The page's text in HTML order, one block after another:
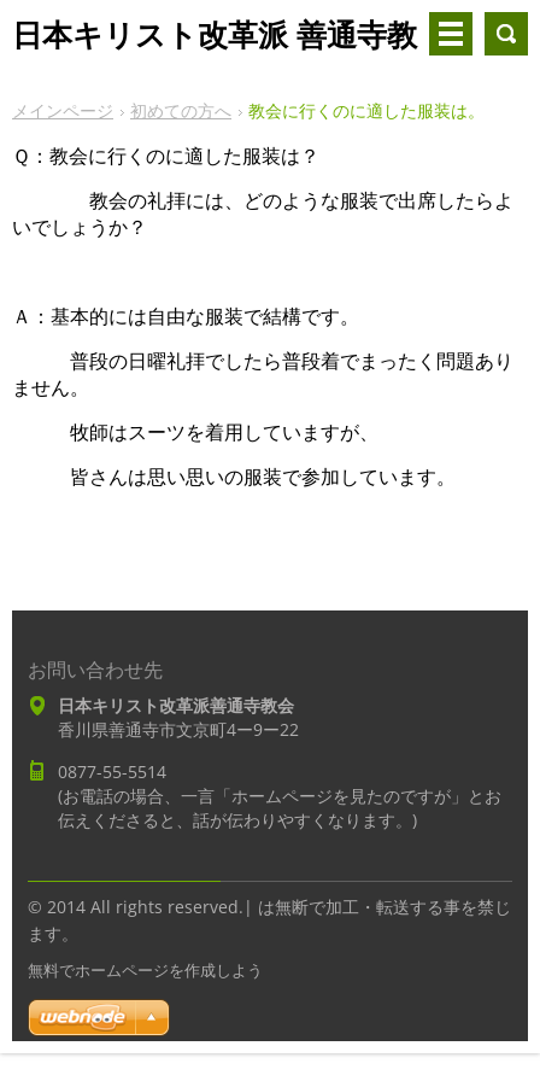
日本キリスト改革派 善通寺教
メインページ 初めての方へ 教会に行くのに適した服装は。
Ｑ：教会に行くのに適した服装は？
教会の礼拝には、どのような服装で出席したらよ
いでしょうか？
Ａ：基本的には自由な服装で結構です。
普段の日曜礼拝でしたら普段着でまったく問題あり
ません。
牧師はスーツを着用していますが、
皆さんは思い思いの服装で参加しています。
お問い合わせ先
日本キリスト改革派善通寺教会
香川県善通寺市文京町4ー9ー22
0877-55-5514
(お電話の場合、一言「ホームページを見たのですが」とお
伝えくださると、話が伝わりやすくなります。)
© 2014 All rights reserved.| は無断で加工・転送する事を禁じ
ます。
無料でホームページを作成しよう